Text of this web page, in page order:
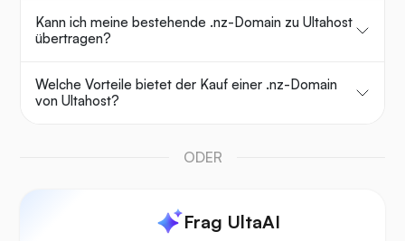
Kann ich meine bestehende .nz-Domain zu Ultahost
übertragen?
Welche Vorteile bietet der Kauf einer .nz-Domain
von Ultahost?
ODER
Frag UltaAI